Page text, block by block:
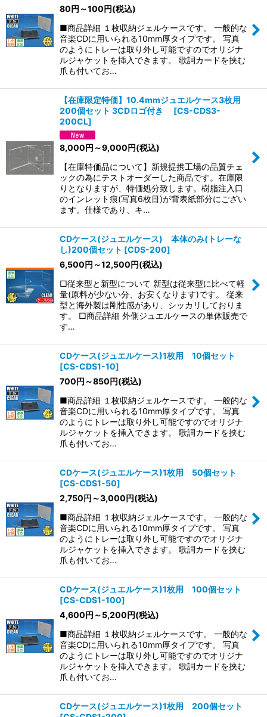
80円 ～100円(税込)
■商品詳細 １枚収納ジェルケースです。 一般的な
音楽CDに用いられる10mm厚タイプです。 写真
のようにトレーは取り外し可能ですのでオリジナ
ルジャケットを挿入できます。 歌詞カードを挟む
爪も付いてお…
【在庫限定特価】10.4mmジュエルケース3枚用
200個セット 3CDロゴ付き
[CS-CDS3-
200CL]
8,000円 ～9,000円(税込)
【在庫特価品について】新規提携工場の品質チェ
ックの為にテストオーダーした商品です。在庫限
りとなりますが、特価処分致します。樹脂注入口
のインレット痕(写真6枚目)が背表紙部分にござい
ます。仕様であり、キ…
CDケース(ジュエルケース) 本体のみ(トレーな
し)200個セット [CDS-200]
6,500円 ～12,500円(税込)
□従来型と新型について 新型は従来型に比べて軽
量(原料が少ない分、お安くなります)です。 従来
型と海外製は剛性感があり、シッカリしておりま
す。 □商品詳細 外側ジュエルケースの単体販売で
す…
CDケース(ジュエルケース)1枚用 10個セット
[CS-CDS1-10]
700円 ～850円(税込)
■商品詳細 １枚収納ジェルケースです。 一般的な
音楽CDに用いられる10mm厚タイプです。 写真
のようにトレーは取り外し可能ですのでオリジナ
ルジャケットを挿入できます。 歌詞カードを挟む
爪も付いてお…
CDケース(ジュエルケース)1枚用 50個セット
[CS-CDS1-50]
2,750円 ～3,000円(税込)
■商品詳細 １枚収納ジェルケースです。 一般的な
音楽CDに用いられる10mm厚タイプです。 写真
のようにトレーは取り外し可能ですのでオリジナ
ルジャケットを挿入できます。 歌詞カードを挟む
爪も付いてお…
CDケース(ジュエルケース)1枚用 100個セット
[CS-CDS1-100]
4,600円 ～5,200円(税込)
■商品詳細 １枚収納ジェルケースです。 一般的な
音楽CDに用いられる10mm厚タイプです。 写真
のようにトレーは取り外し可能ですのでオリジナ
ルジャケットを挿入できます。 歌詞カードを挟む
爪も付いてお…
CDケース(ジュエルケース)1枚用 200個セット